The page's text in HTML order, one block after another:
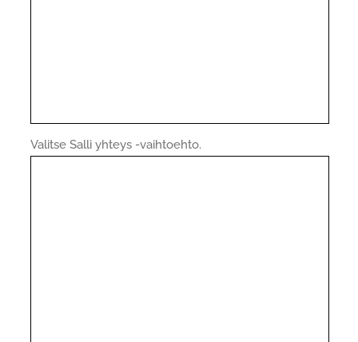
Valitse Salli yhteys -vaihtoehto.